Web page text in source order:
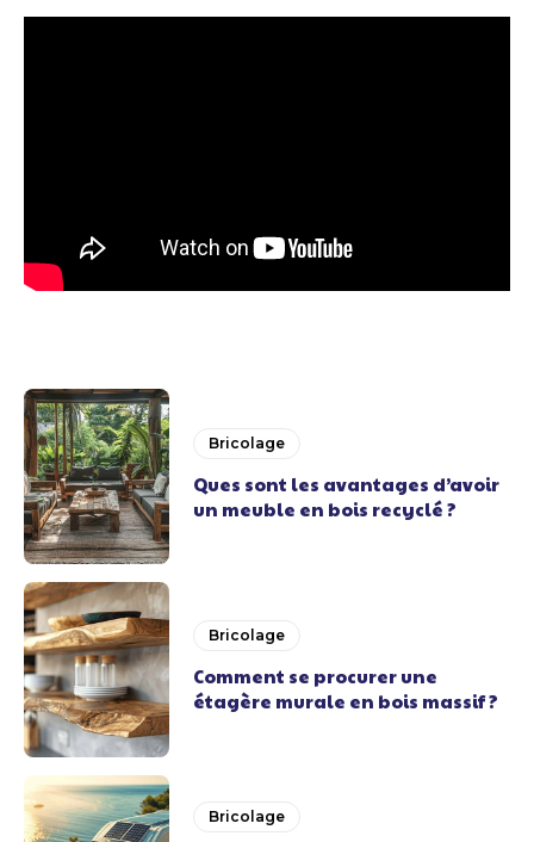
Bricolage
Ques sont les avantages d’avoir
un meuble en bois recyclé ?
Bricolage
Comment se procurer une
étagère murale en bois massif ?
Bricolage